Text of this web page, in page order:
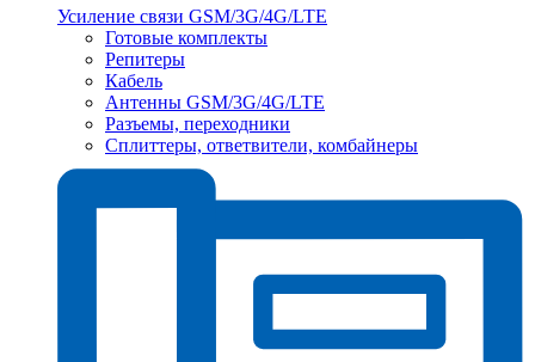
Усиление связи GSM/3G/4G/LTE
Готовые комплекты
Репитеры
Кабель
Антенны GSM/3G/4G/LTE
Разъемы, переходники
Сплиттеры, ответвители, комбайнеры